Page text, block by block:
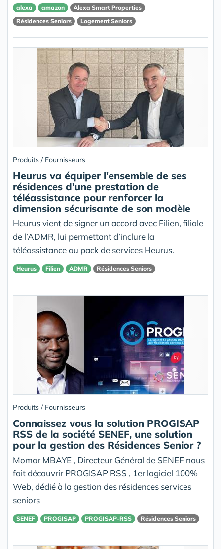
alexa amazon
Alexa Smart Properties
Résidences Seniors
Logement Seniors
Produits / Fournisseurs
Heurus va équiper l'ensemble de ses
résidences d'une prestation de
téléassistance pour renforcer la
dimension sécurisante de son modèle
Heurus vient de signer un accord avec Filien, filiale
de l’ADMR, lui permettant d’inclure la
téléassistance au pack de services Heurus.
Heurus Filien ADMR Résidences Seniors
Produits / Fournisseurs
Connaissez vous la solution PROGISAP
RSS de la société SENEF, une solution
pour la gestion des Résidences Senior ?
Momar MBAYE , Directeur Général de SENEF nous
fait découvrir PROGISAP RSS , 1er logiciel 100%
Web, dédié à la gestion des résidences services
seniors
SENEF PROGISAP PROGISAP-RSS Résidences Seniors